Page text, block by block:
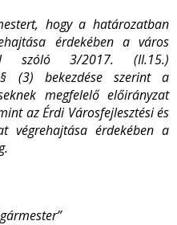
hogy a határozatban
érdekében a város
szóló 3/2017. (II.15.)
(3) bekezdése szerint a
megfelelő előirányzat
az Érdi Városfejlesztési és
végrehajtása érdekében a